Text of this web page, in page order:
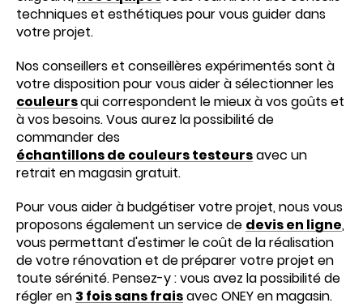
techniques et esthétiques pour vous guider dans
votre projet.
Nos conseillers et conseillères expérimentés sont à
votre disposition pour vous aider à sélectionner les
couleursqui correspondent le mieux à vos goûts et
à vos besoins. Vous aurez la possibilité de
commander des
échantillons de couleurs testeursavec un
retrait en magasin gratuit.
Pour vous aider à budgétiser votre projet, nous vous
proposons également un service de devis en ligne,
vous permettant d'estimer le coût de la réalisation
de votre rénovation et de préparer votre projet en
toute sérénité. Pensez-y : vous avez la possibilité de
régler en 3 fois sans fraisavec ONEY en magasin.